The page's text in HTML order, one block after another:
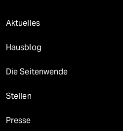
Aktuelles
Hausblog
Die Seitenwende
Stellen
Presse